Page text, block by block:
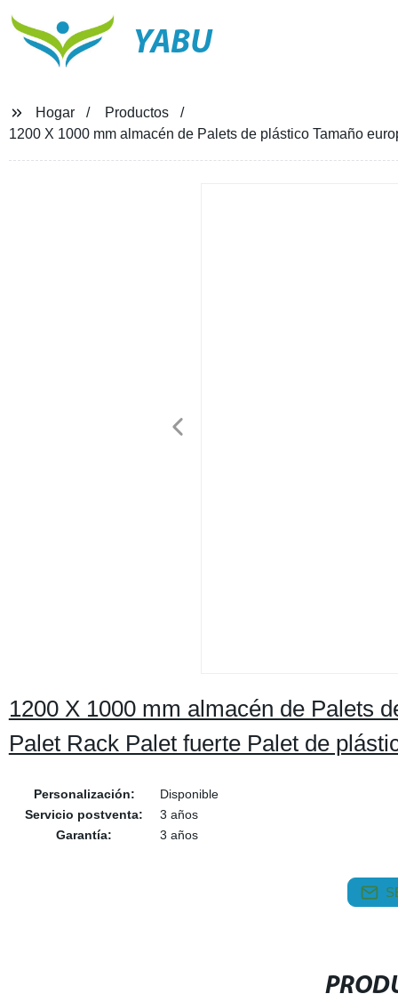
YABU
Hogar
Productos
1200 X 1000 mm almacén de Palets de plástico Tamaño
1200 X 1000 mm almacén de Palets
Palet Rack Palet fuerte Palet de
Personalización:
Disponible
Servicio postventa:
3 años
Garantía:
3 años